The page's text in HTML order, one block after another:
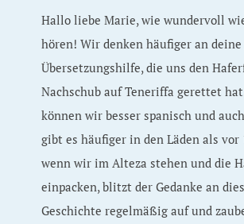
Hallo liebe Marie, wie wundervoll
hören! Wir denken häufiger an
Übersetzungshilfe, die uns den
Nachschub auf Teneriffa gerettet
können wir besser spanisch und
gibt es häufiger in den Läden als vor
wenn wir im Alteza stehen und die
einpacken, blitzt der Gedanke an
Geschichte regelmäßig auf und